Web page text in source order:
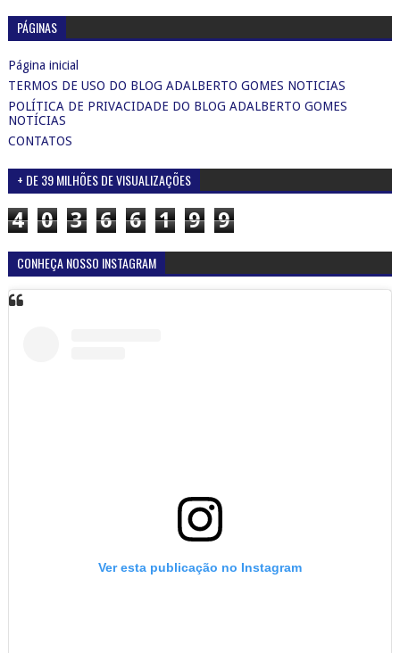
PÁGINAS
Página inicial
TERMOS DE USO DO BLOG ADALBERTO GOMES NOTICIAS
POLÍTICA DE PRIVACIDADE DO BLOG ADALBERTO GOMES
NOTÍCIAS
CONTATOS
+ DE 39 MILHÕES DE VISUALIZAÇÕES
4 0 3 6 6 1 9 9
CONHEÇA NOSSO INSTAGRAM
Ver esta publicação no Instagram